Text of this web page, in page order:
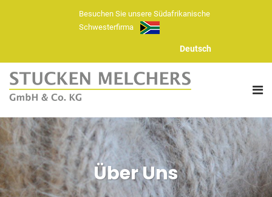
Besuchen Sie unsere Südafrikanische
Schwesterfirma
Deutsch
ÜBER UNS
FASERN Über Uns